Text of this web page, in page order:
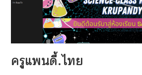
ครูแพนดี้.ไทย